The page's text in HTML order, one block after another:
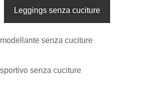
Leggings senza cuciture
senza cuciture
senza cuciture